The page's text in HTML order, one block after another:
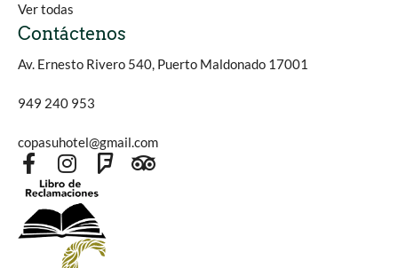
Ver todas
Contáctenos
Av. Ernesto Rivero 540, Puerto Maldonado 17001
949 240 953
copasuhotel@gmail.com